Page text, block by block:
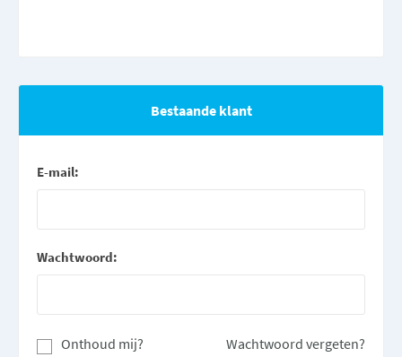
Bestaande klant
E-mail:
Wachtwoord:
Wachtwoord vergeten?
Onthoud mij?